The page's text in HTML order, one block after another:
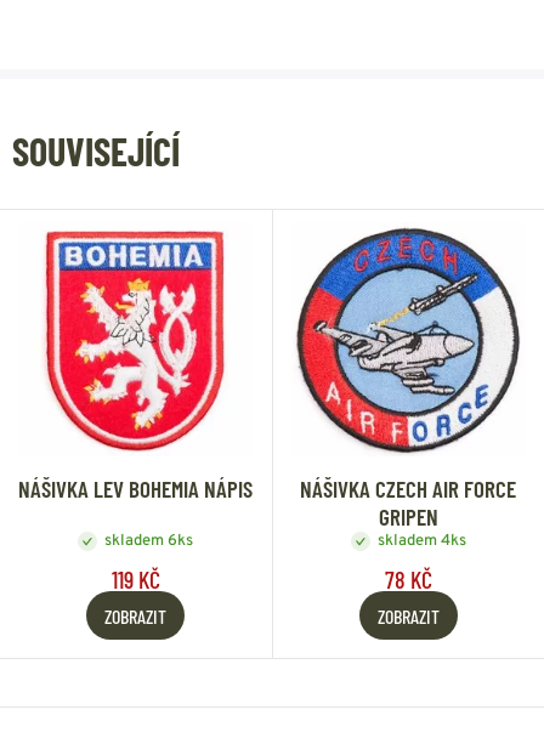
SOUVISEJÍCÍ
NÁŠIVKA LEV BOHEMIA NÁPIS
skladem 6ks
119 KČ
ZOBRAZIT
NÁŠIVKA CZECH AIR FORCE
GRIPEN
skladem 4ks
78 KČ
ZOBRAZIT